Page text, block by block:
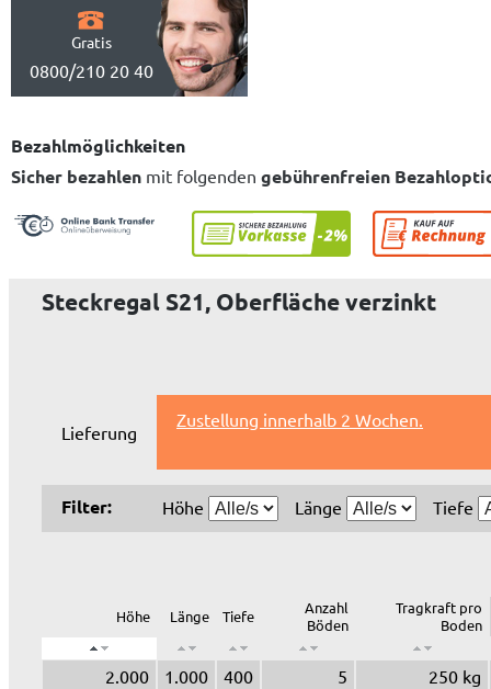
Gratis
0800/210 20 40
Bezahlmöglichkeiten
Sicher bezahlen mit folgenden gebührenfreien
Steckregal S21, Oberfläche verzinkt
Lieferung
Zustellung innerhalb 2 Wochen.
Filter: Höhe Länge Tiefe
Höhe Länge Tiefe
Anzahl
Böden
Tragkraft pro
Boden
2.000 1.000 400 5 250 kg